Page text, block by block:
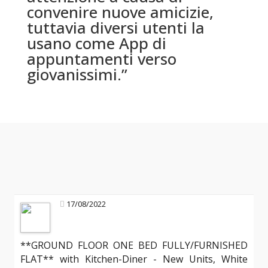
convenire nuove amicizie,
tuttavia diversi utenti la
usano come App di
appuntamenti verso
giovanissimi.”
17/08/2022
**GROUND FLOOR ONE BED FULLY/FURNISHED
FLAT** with Kitchen-Diner - New Units, White